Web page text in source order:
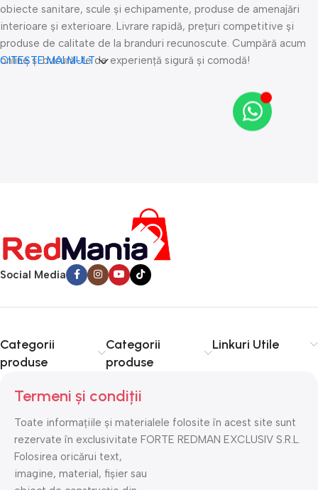
obiecte sanitare, scule și echipamente, produse de amenajări
interioare și exterioare. Livrare rapidă, prețuri competitive și
produse de calitate de la branduri recunoscute. Cumpără acum
online și bucură-te de experiență sigură și comodă!
CITEȘTE MAI MULT
Social Media
Categorii
produse
Categorii
produse
Linkuri Utile
Termeni și condiții
Toate informațiile și materialele folosite în acest site sunt
rezervate în exclusivitate FORTE REDMAN EXCLUSIV S.R.L.
Folosirea oricărui text,
imagine, material, fișier sau